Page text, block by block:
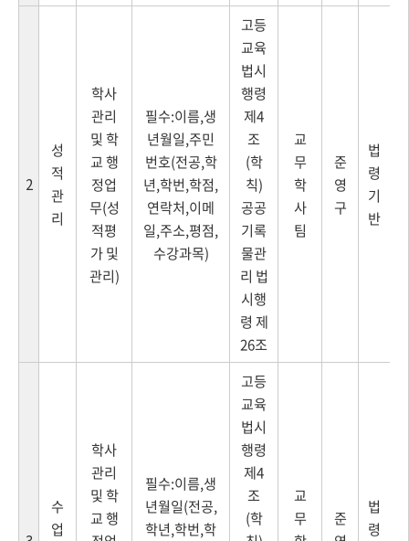
2
성
적
관
리
학사
관리
및 학
교 행
정업
무(성
적평
가 및
관리)
필수:이름,생
년월일,주민
번호(전공,학
년,학번,학점,
연락처,이메
일,주소,평점,
수강과목)
고등
교육
법시
행령
제4
조
(학
칙)
공공
기록
물관
리 법
시행
령 제
26조
교
무
학
사
팀
준
영
구
법
령
기
반
수
업
학사
관리
및 학
교 행
필수:이름,생
년월일(전공,
학년,학번,학
고등
교육
법시
행령
제4
조
(학
교
무
준
법
령